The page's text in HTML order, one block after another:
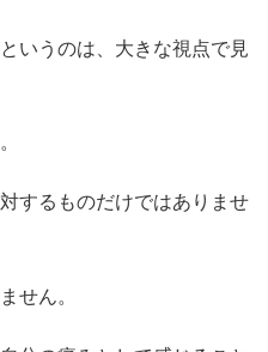
いうのは、大きな視点で見
するものだけではありませ
せん。